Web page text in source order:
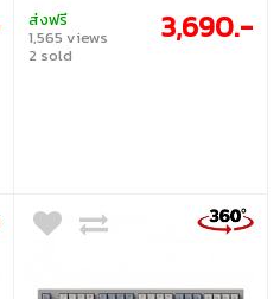
พิมพ์ที่ยืดหยุ่นและเสียงที่ดีเยี่ยม มาพร้อม
จอแสดงผลอัจฉริยะถึงสองหน้าจอ ได้แก่ 315
LED Smart Dot Matrix Screen (โครงสร้าง
แคป : ภาษาอังกฤษ • เลย์เอาต์ : ANSI • จอแส
ดงผล : จอ LED Smart Dot Matrix 315 จุด
พร้อมจอสี 1.14 นิ้ว • การเชื่อมต่อ : แบบใช้สาย
เปลี่ยนสวิตช์ได้ รองรับสวิตช์ 3 ขา / 5 ขา
ส่งฟรี
1,565 views
2 sold
3,690.-